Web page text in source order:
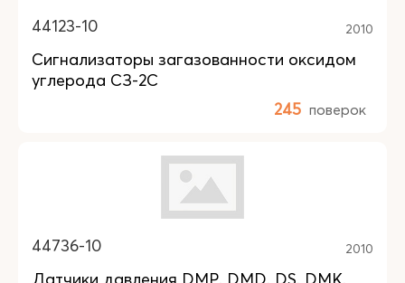
44123-10 2010
Сигнализаторы загазованности оксидом
углерода СЗ-2С
245 поверок
44736-10 2010